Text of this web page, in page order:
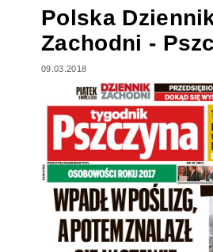
Polska
Zachodni -
09.03.2018